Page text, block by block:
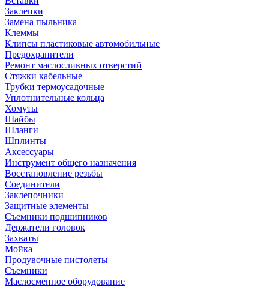
Заклепки
Замена пыльника
Клеммы
Клипсы пластиковые автомобильные
Предохранители
Ремонт маслосливных отверстий
Стяжки кабельные
Трубки термоусадочные
Уплотнительные кольца
Хомуты
Шайбы
Шланги
Шплинты
Аксессуары
Инструмент общего назначения
Восстановление резьбы
Соединители
Заклепочники
Защитные элементы
Съемники подшипников
Держатели головок
Захваты
Мойка
Продувочные пистолеты
Съемники
Маслосменное оборудование